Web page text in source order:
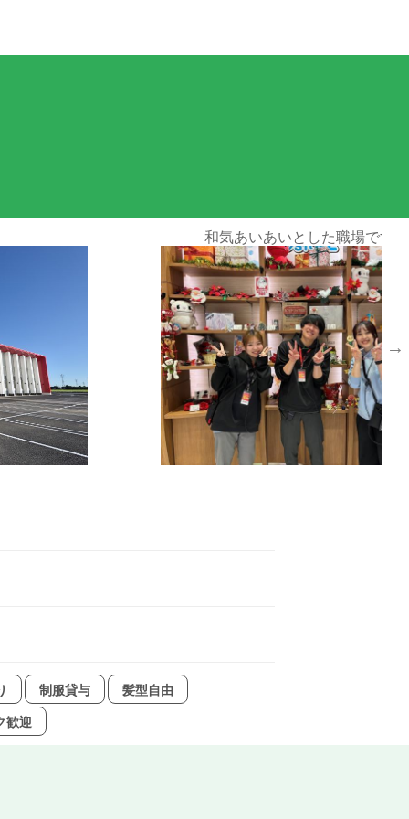
自分のペースでお仕事できます！
制服貸与
髪型自由
歓迎